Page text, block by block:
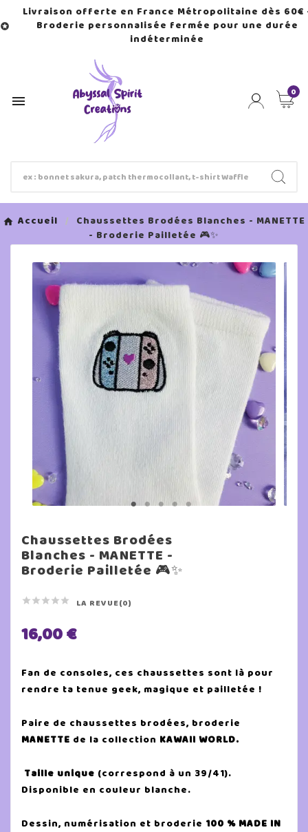

Livraison offerte en France Métropolitaine dès 60€
Broderie personnalisée fermée pour une durée
indéterminée

0
Accueil
Chaussettes Brodées Blanches - MANETTE
- Broderie Pailletée 🎮✨
Chaussettes Brodées
Blanches - MANETTE -
Broderie Pailletée 🎮✨
     LA REVUE(0)
16,00 €
Fan de consoles, ces chaussettes sont là pour
rendre ta tenue geek, magique et pailletée !
Paire de chaussettes brodées, broderie
MANETTE de la collection KAWAII WORLD.
Taille unique (correspond à un 39/41).
Disponible en couleur blanche.
Dessin, numérisation et broderie 100 % MADE IN